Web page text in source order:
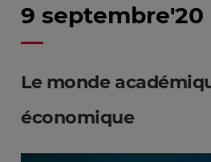
9 septembre'20
Le monde
économique